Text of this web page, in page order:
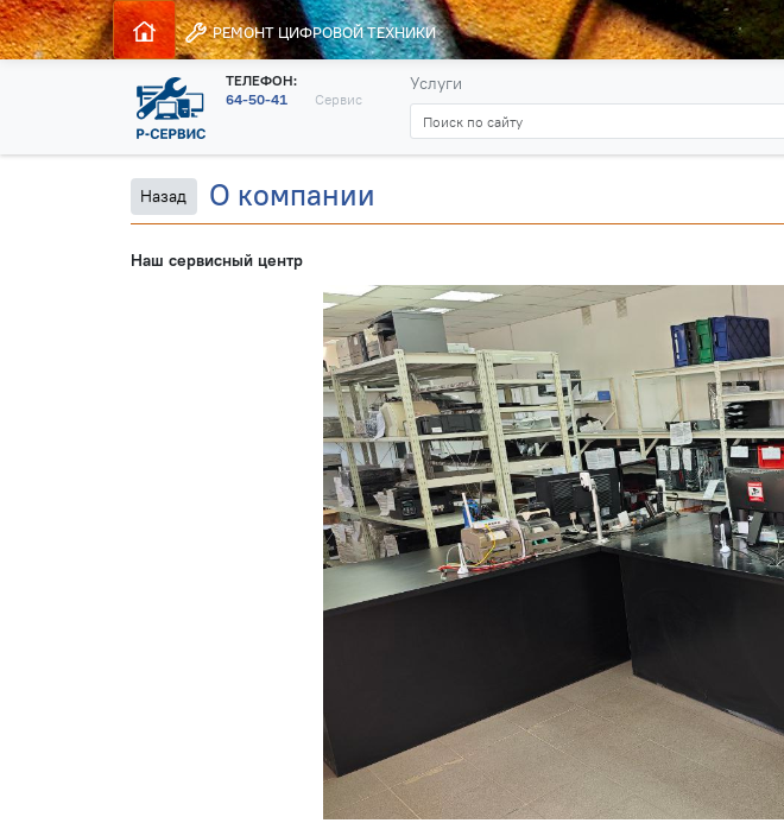
РЕМОНТЦИФРОВОЙ ТЕХНИКИ
ТЕЛЕФОН:
64-50-41
Сервис
Услуги
Назад О компании
Наш сервисный центр